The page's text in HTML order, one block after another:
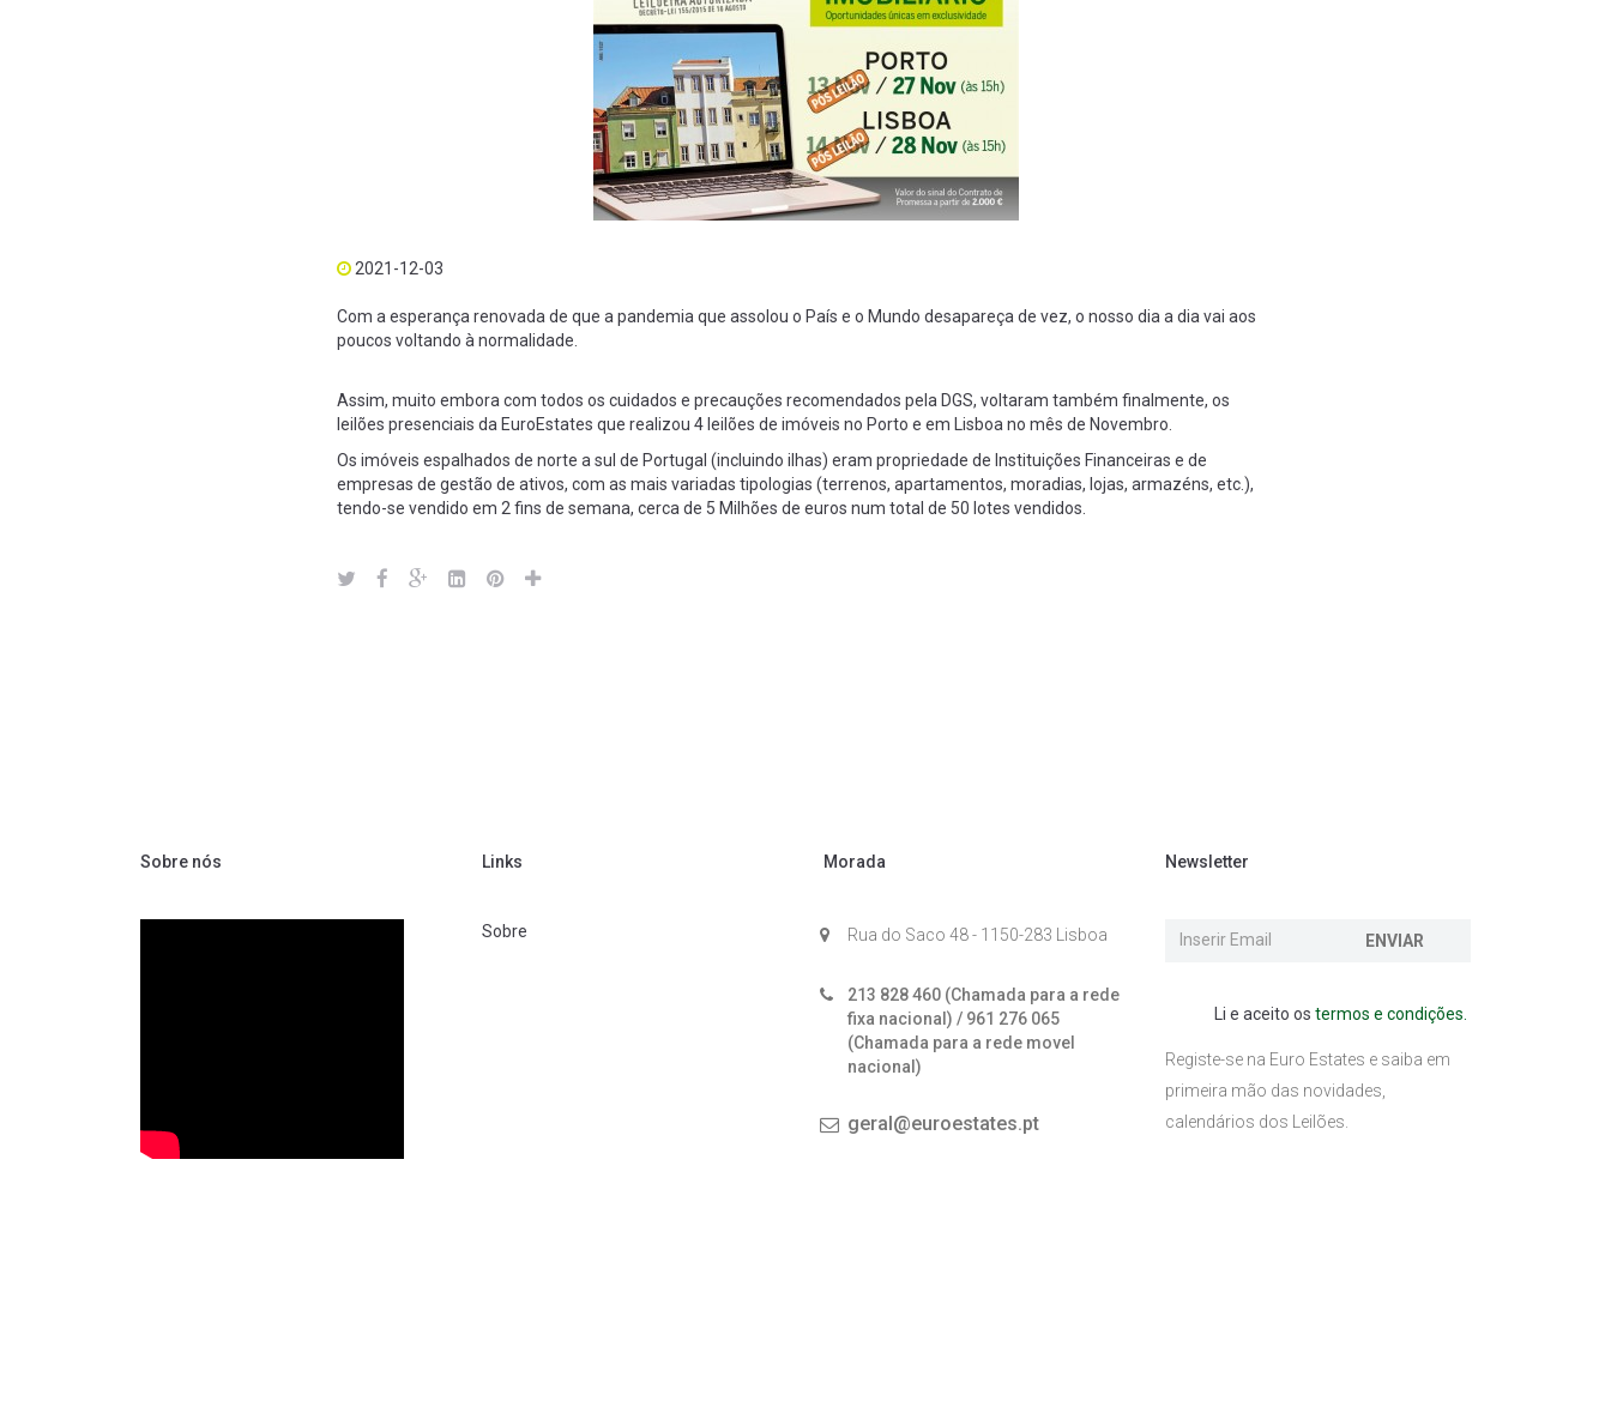
2021-12-03
Com a esperança renovada de que a pandemia que assolou o País e o Mundo desapareça de vez, o nosso dia a dia vai aos
poucos voltando à normalidade.
Assim, muito embora com todos os cuidados e precauções recomendados pela DGS, voltaram também finalmente, os
leilões presenciais da EuroEstates que realizou 4 leilões de imóveis no Porto e em Lisboa no mês de Novembro.
Os imóveis espalhados de norte a sul de Portugal (incluindo ilhas) eram propriedade de Instituições Financeiras e de
empresas de gestão de ativos, com as mais variadas tipologias (terrenos, apartamentos, moradias, lojas, armazéns, etc.),
tendo-se vendido em 2 fins de semana, cerca de 5 Milhões de euros num total de 50 lotes vendidos.
Sobre nós Links
Sobre
Morada
Rua do Saco 48 - 1150-283 Lisboa
213 828 460 (Chamada para a rede
fixa nacional) / 961 276 065
(Chamada para a rede movel
nacional)
geral@euroestates.pt
Newsletter
ENVIAR
Li e aceito os termos e condições.
Registe-se na Euro Estates e saiba em
primeira mão das novidades,
calendários dos Leilões.